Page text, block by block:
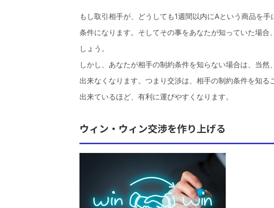
もし取引相手が、どうしても1週間以内にAという商品を
条件になります。そしてその事をあなたが知っていた場
しょう。
しかし、あなたが相手の制約条件を知らない場合は、当
出来なくなります。つまり交渉は、相手の制約条件を知
出来ているほど、有利に運びやすくなります。
ウィン・ウィン交渉を作り上げる